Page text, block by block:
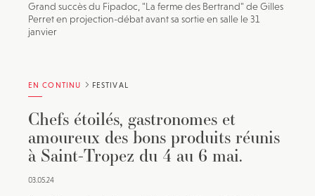
Grand succès du Fipadoc, "La ferme des Bertrand" de Gilles
Perret en projection-débat avant sa sortie en salle le 31
janvier
EN CONTINU FESTIVAL
Chefs étoilés, gastronomes et
amoureux des bons produits réunis
à Saint-Tropez du 4 au 6 mai.
03.05.24